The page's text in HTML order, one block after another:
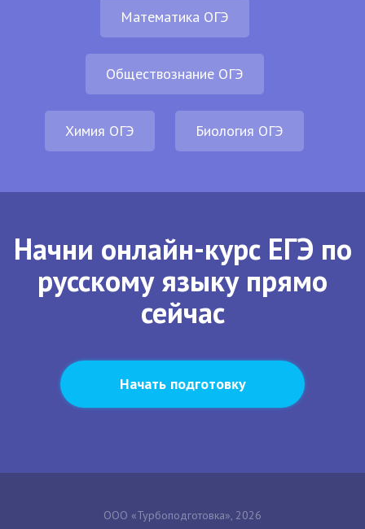
Математика ОГЭ
Обществознание ОГЭ
Химия ОГЭ Биология ОГЭ
Начни онлайн-курс ЕГЭ по
русскому языку прямо
сейчас
Начать подготовку
ООО «Турбоподготовка», 2026